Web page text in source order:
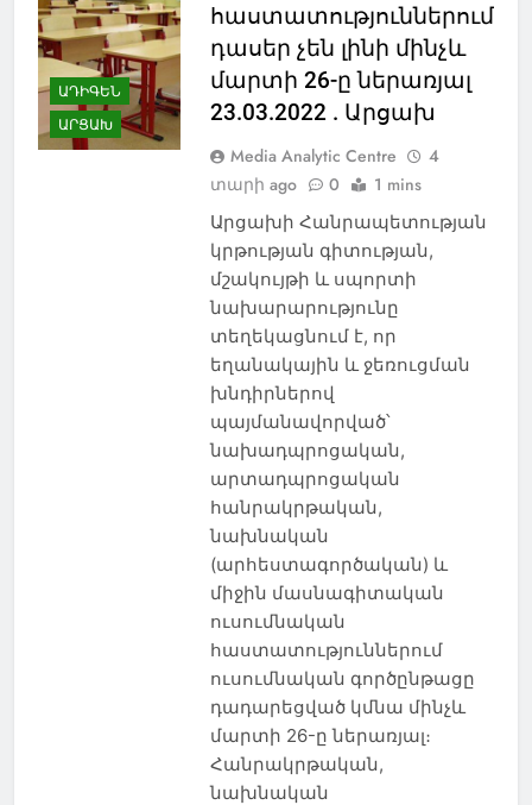
ԱԴԻԳԵՆ
ԱՐՑԱԽ
հաստատություններում
դասեր չեն լինի մինչև
մարտի 26-ը ներառյալ
23.03.2022 . Արցախ
Media Analytic Centre
4
տարի ago
0 1 mins
Արցախի Հանրապետության
կրթության գիտության,
մշակույթի և սպորտի
նախարարությունը
տեղեկացնում է, որ
եղանակային և ջեռուցման
խնդիրներով
պայմանավորված՝
նախադպրոցական,
արտադպրոցական
հանրակրթական,
նախնական
(արհեստագործական) և
միջին մասնագիտական
ուսումնական
հաստատություններում
ուսումնական գործընթացը
դադարեցված կմնա մինչև
մարտի 26-ը ներառյալ։
Հանրակրթական,
նախնական